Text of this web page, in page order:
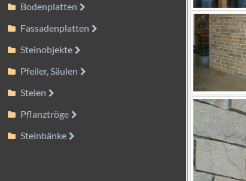
Bodenplatten
Fassadenplatten
Steinobjekte
Pfeiler, Säulen
Stelen
Pflanztröge
Steinbänke